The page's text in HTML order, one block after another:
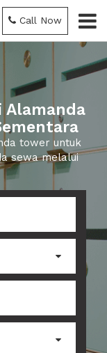
Call Now
Alamanda
tower untuk
sewa melalui